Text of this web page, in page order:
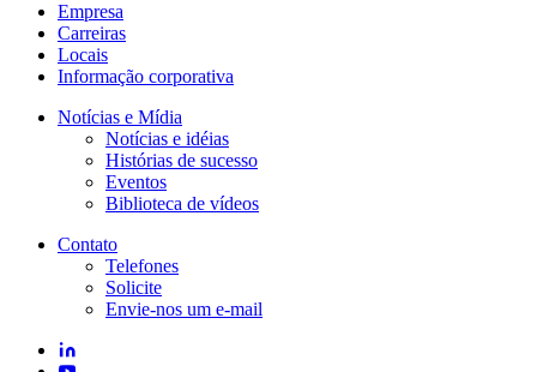
Empresa
Carreiras
Locais
Informação corporativa
Notícias e Mídia
Notícias e idéias
Histórias de sucesso
Eventos
Biblioteca de vídeos
Contato
Telefones
Solicite
Envie-nos um e-mail